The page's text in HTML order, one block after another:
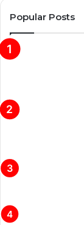
Popular Posts